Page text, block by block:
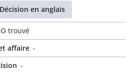
Décision en anglais
trouvé
affaire -
-